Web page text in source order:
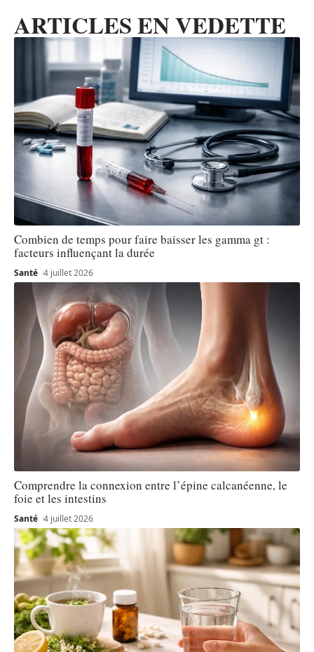
ARTICLES EN VEDETTE
Combien de temps pour faire baisser les gamma gt :
facteurs influençant la durée
Santé 4 juillet 2026
Comprendre la connexion entre l’épine calcanéenne, le
foie et les intestins
Santé 4 juillet 2026